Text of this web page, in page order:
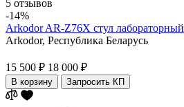
5 отзывов
-14%
Arkodor AR-Z76X стул лабораторный
Arkodor, Республика Беларусь
15 500 ₽ 18 000 ₽
В корзину Запросить КП